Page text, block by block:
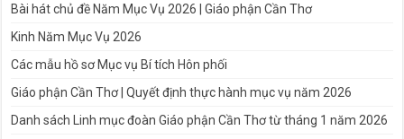
Bài hát chủ đề Năm Mục Vụ 2026 | Giáo phận Cần Thơ
Kinh Năm Mục Vụ 2026
Các mẫu hồ sơ Mục vụ Bí tích Hôn phối
Giáo phận Cần Thơ | Quyết định thực hành mục vụ năm 2026
Danh sách Linh mục đoàn Giáo phận Cần Thơ từ tháng 1 năm 2026